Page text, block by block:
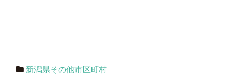
新潟県その他市区町村